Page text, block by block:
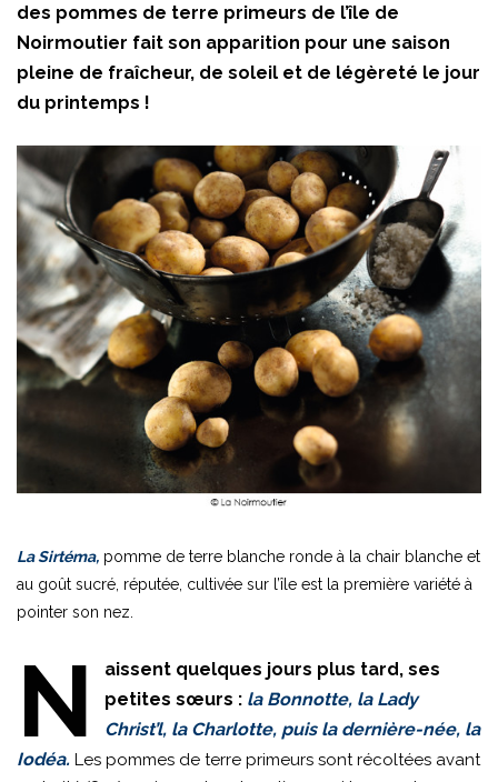
des pommes de terre primeurs de l’île de
Noirmoutier fait son apparition pour une saison
pleine de fraîcheur, de soleil et de légèreté le jour
du printemps !
La Sirtéma, pomme de terre blanche ronde à la chair blanche et
au goût sucré, réputée, cultivée sur l’île est la première variété à
pointer son nez.
N
aissent quelques jours plus tard, ses
petites sœurs : la Bonnotte, la Lady
Christ’l, la Charlotte, puis la dernière-née, la
Iodéa. Les pommes de terre primeurs sont récoltées avant